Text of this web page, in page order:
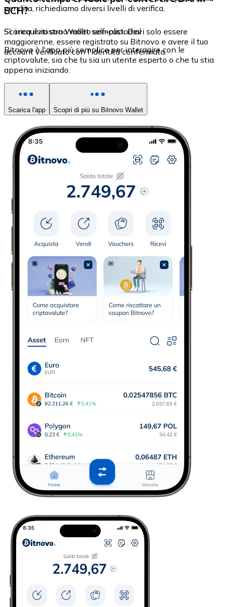
vendita, richiediamo diversi livelli di verifica.
BCH?
Sì, i requisiti sono molto semplici. Devi solo essere
maggiorenne, essere registrato su Bitnovo e avere il tuo
account verificato con l'identità confermata.
Scarica il nostro Wallet self-custodial
Bitnovo è l'app più semplice per interagire con le
criptovalute, sia che tu sia un utente esperto o che tu stia
appena iniziando.
Scarica l'app Scopri di più su Bitnovo Wallet